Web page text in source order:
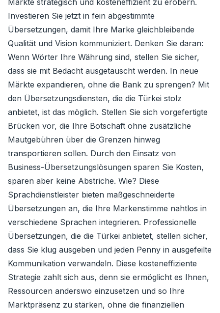
Märkte strategisch und kosteneffizient zu erobern.
Investieren Sie jetzt in fein abgestimmte
Übersetzungen, damit Ihre Marke gleichbleibende
Qualität und Vision kommuniziert. Denken Sie daran:
Wenn Wörter Ihre Währung sind, stellen Sie sicher,
dass sie mit Bedacht ausgetauscht werden. In neue
Märkte expandieren, ohne die Bank zu sprengen? Mit
den Übersetzungsdiensten, die die Türkei stolz
anbietet, ist das möglich. Stellen Sie sich vorgefertigte
Brücken vor, die Ihre Botschaft ohne zusätzliche
Mautgebühren über die Grenzen hinweg
transportieren sollen. Durch den Einsatz von
Business-Übersetzungslösungen sparen Sie Kosten,
sparen aber keine Abstriche. Wie? Diese
Sprachdienstleister bieten maßgeschneiderte
Übersetzungen an, die Ihre Markenstimme nahtlos in
verschiedene Sprachen integrieren. Professionelle
Übersetzungen, die die Türkei anbietet, stellen sicher,
dass Sie klug ausgeben und jeden Penny in ausgefeilte
Kommunikation verwandeln. Diese kosteneffiziente
Strategie zahlt sich aus, denn sie ermöglicht es Ihnen,
Ressourcen anderswo einzusetzen und so Ihre
Marktpräsenz zu stärken, ohne die finanziellen